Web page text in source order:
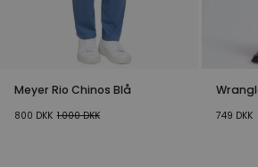
Meyer Rio Chinos Blå
800 DKK 1.000DKK 749 DKK